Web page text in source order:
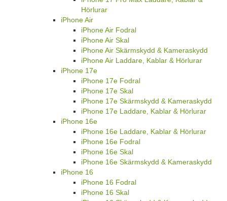
Hörlurar
iPhone Air
iPhone Air Fodral
iPhone Air Skal
iPhone Air Skärmskydd & Kameraskydd
iPhone Air Laddare, Kablar & Hörlurar
iPhone 17e
iPhone 17e Fodral
iPhone 17e Skal
iPhone 17e Skärmskydd & Kameraskydd
iPhone 17e Laddare, Kablar & Hörlurar
iPhone 16e
iPhone 16e Laddare, Kablar & Hörlurar
iPhone 16e Fodral
iPhone 16e Skal
iPhone 16e Skärmskydd & Kameraskydd
iPhone 16
iPhone 16 Fodral
iPhone 16 Skal